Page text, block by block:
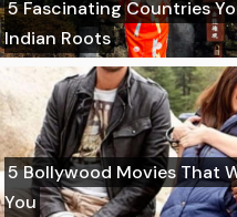
5 Fascinating Countries
Indian Roots
5 Bollywood Movies That
You